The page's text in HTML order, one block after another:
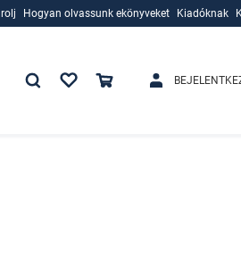
Hogyan olvassunk ekönyveket
Kiadóknak